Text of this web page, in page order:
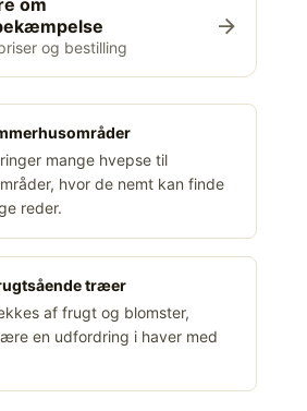
om
og bestilling
arrow_forward
mange hvepse til
hvor de nemt kan finde
reder.
træer
af frugt og blomster,
en udfordring i haver med